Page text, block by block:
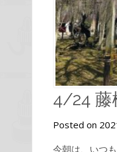
4/24 藤
Posted on
今朝は、いつ